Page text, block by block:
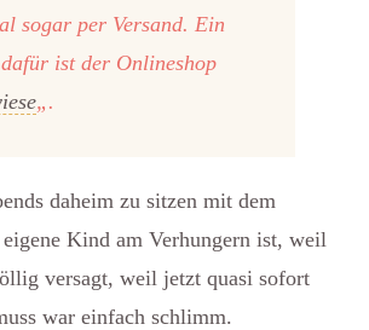
sogar per Versand. Ein
ist der Onlineshop
„.
daheim zu sitzen mit dem
Kind am Verhungern ist, weil
versagt, weil jetzt quasi sofort
war einfach schlimm.